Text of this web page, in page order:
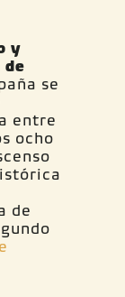
y
de
se
entre
ocho
de